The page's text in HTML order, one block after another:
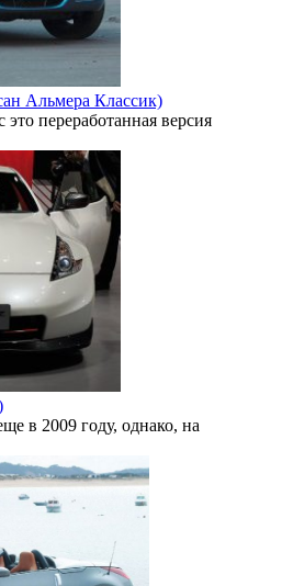
Альмера Классик)
переработанная версия
в 2009 году, однако, на